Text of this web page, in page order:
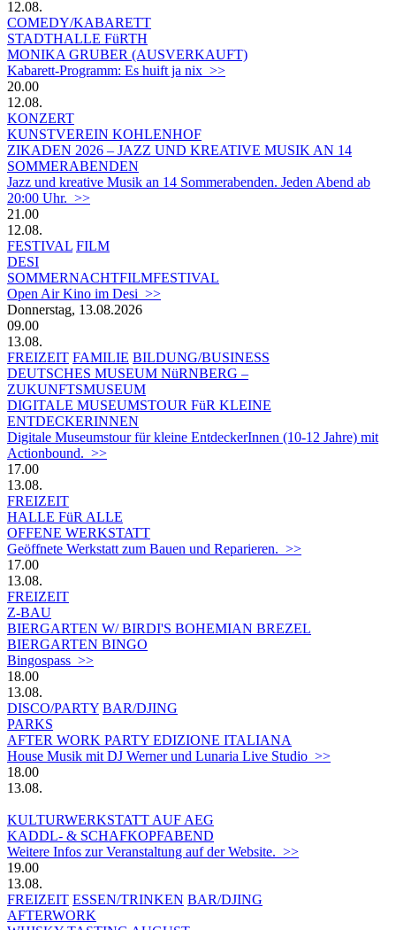
12.08.
COMEDY/KABARETT
STADTHALLE FüRTH
MONIKA GRUBER (AUSVERKAUFT)
Kabarett-Programm: Es huift ja nix >>
20.00
12.08.
KONZERT
KUNSTVEREIN KOHLENHOF
ZIKADEN 2026 – JAZZ UND KREATIVE MUSIK AN 14
SOMMERABENDEN
Jazz und kreative Musik an 14 Sommerabenden. Jeden Abend ab
20:00 Uhr. >>
21.00
12.08.
FESTIVAL FILM
DESI
SOMMERNACHTFILMFESTIVAL
Open Air Kino im Desi >>
Donnerstag, 13.08.2026
09.00
13.08.
FREIZEIT FAMILIE BILDUNG/BUSINESS
DEUTSCHES MUSEUM NüRNBERG –
ZUKUNFTSMUSEUM
DIGITALE MUSEUMSTOUR FüR KLEINE
ENTDECKERINNEN
Digitale Museumstour für kleine EntdeckerInnen (10-12 Jahre) mit
Actionbound. >>
17.00
13.08.
FREIZEIT
HALLE FüR ALLE
OFFENE WERKSTATT
Geöffnete Werkstatt zum Bauen und Reparieren. >>
17.00
13.08.
FREIZEIT
Z-BAU
BIERGARTEN W/ BIRDI'S BOHEMIAN BREZEL
BIERGARTEN BINGO
Bingospass >>
18.00
13.08.
DISCO/PARTY BAR/DJING
PARKS
AFTER WORK PARTY EDIZIONE ITALIANA
House Musik mit DJ Werner und Lunaria Live Studio >>
18.00
13.08.
KULTURWERKSTATT AUF AEG
KADDL- & SCHAFKOPFABEND
Weitere Infos zur Veranstaltung auf der Website. >>
19.00
13.08.
FREIZEIT ESSEN/TRINKEN BAR/DJING
AFTERWORK